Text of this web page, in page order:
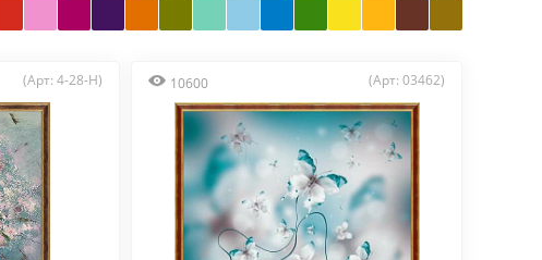
(Арт: 4-28-H) 10600 (Арт: 03462)